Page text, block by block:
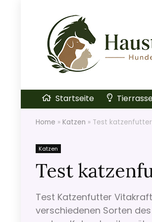
Startseite
Home » Katzen » Test
Katzen
Test
Test Katzenfutter
verschiedenen Sorten